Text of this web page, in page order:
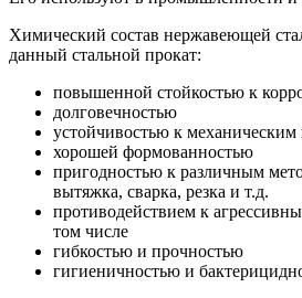
Химический состав нержавеющей
данный стальной прокат:
повышенной стойкостью к
долговечностью
устойчивостью к
хорошей формованностью
пригодностью к различным
вытяжка, сварка, резка и т.д.
противодействием к
том числе
гибкостью и прочностью
гигиеничностью и